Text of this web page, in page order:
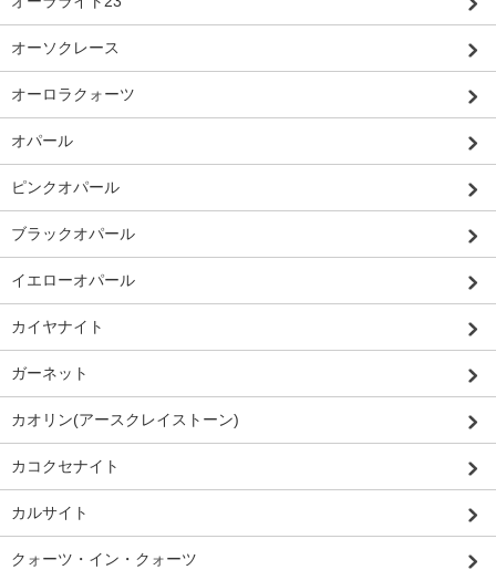
オーソクレース
オーロラクォーツ
オパール
ピンクオパール
ブラックオパール
イエローオパール
カイヤナイト
ガーネット
カオリン(アースクレイストーン)
カコクセナイト
カルサイト
クォーツ・イン・クォーツ